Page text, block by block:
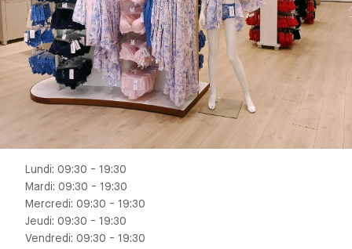
Lundi: 09:30 - 19:30
Mardi: 09:30 - 19:30
Mercredi: 09:30 - 19:30
Jeudi: 09:30 - 19:30
Vendredi: 09:30 - 19:30